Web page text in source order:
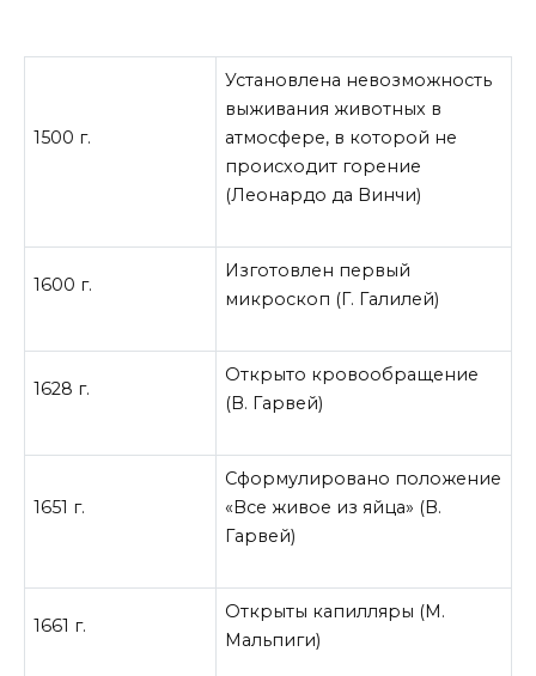
1500 г.
Установлена невозможность
выживания животных в
атмосфере, в которой не
происходит горение
(Леонардо да Винчи)
1600 г.
Изготовлен первый
микроскоп (Г. Галилей)
1628 г.
Открыто кровообращение
(В. Гарвей)
1651 г.
Сформулировано положение
«Все живое из яйца» (В.
Гарвей)
1661 г.
Открыты капилляры (М.
Мальпиги)